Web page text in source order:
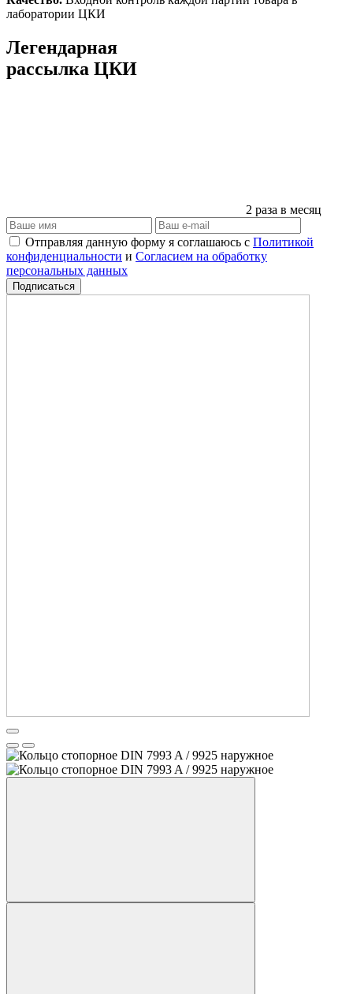
лаборатории ЦКИ
Легендарная
рассылка ЦКИ
2 раза в месяц
Отправляя данную форму я соглашаюсь с Политикой
конфиденциальности и Согласием на обработку
персональных данных
Подписаться